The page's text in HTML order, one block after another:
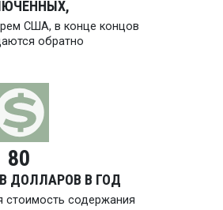
США, в конце концов
обратно
80
ДОЛЛАРОВ В ГОД
стоимость содержания